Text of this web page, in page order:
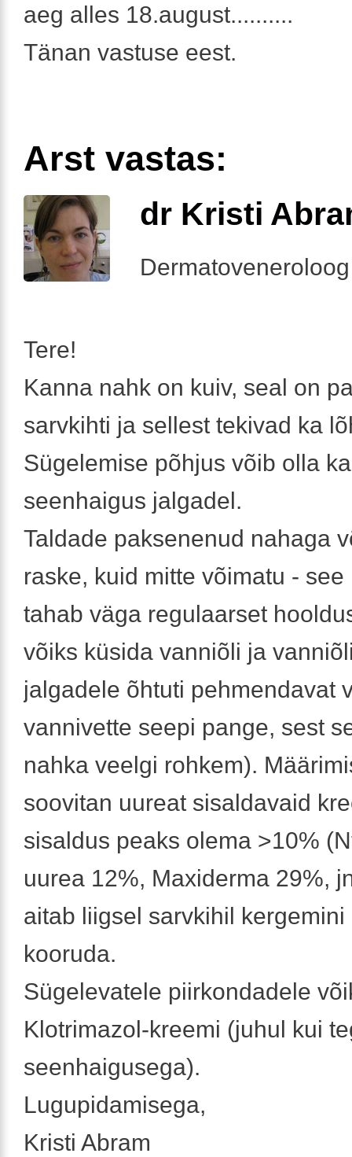
aeg alles 18.august..........
Tänan vastuse eest.
Arst vastas:
dr Kristi
Dermatoveneroloog
Tere!
Kanna nahk on kuiv, seal on
sarvkihti ja sellest tekivad ka
Sügelemise põhjus võib olla
seenhaigus jalgadel.
Taldade paksenenud nahaga
raske, kuid mitte võimatu - see
tahab väga regulaarset
võiks küsida vanniõli ja
jalgadele õhtuti pehmendavat
vannivette seepi pange, sest
nahka veelgi rohkem).
soovitan uureat sisaldavaid
sisaldus peaks olema >10%
uurea 12%, Maxiderma 29%,
aitab liigsel sarvkihil kergemini
kooruda.
Sügelevatele piirkondadele
Klotrimazol-kreemi (juhul kui
seenhaigusega).
Lugupidamisega,
Kristi Abram